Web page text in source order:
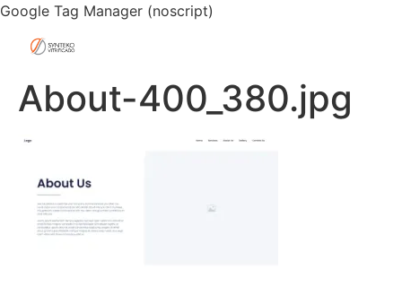
Google Tag Manager (noscript)
About-400_380.jpg